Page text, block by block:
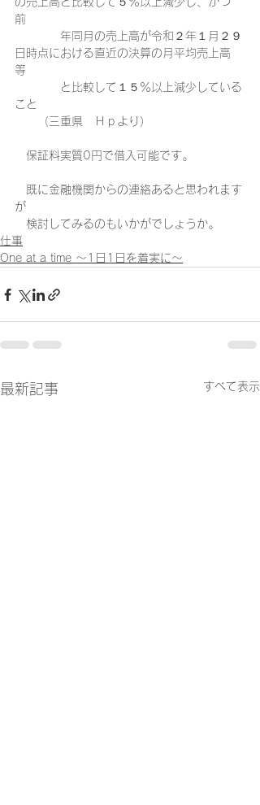
前
年同月の売上高が令和２年１月２９
日時点における直近の決算の月平均売上高
等
と比較して１５％以上減少している
こと
（三重県　Ｈｐより）
保証料実質0円で借入可能です｡
既に金融機関からの連絡あると思われます
が
検討してみるのもいかがでしょうか｡
仕事
One at a time ～1日1日を着実に～
最新記事 すべて表示